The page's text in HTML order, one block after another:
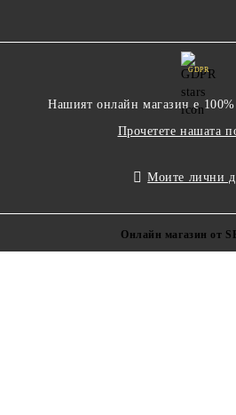
GDPR
Нашият онлайн магазин е 100%
Прочетете нашата
Моите лични
Онлайн магазин от